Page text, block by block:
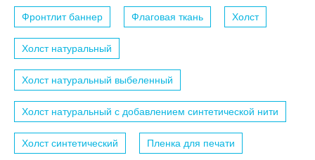
Фронтлит баннер Флаговая ткань Холст
Холст натуральный
Холст натуральный выбеленный
Холст натуральный с добавлением синтетической нити
Холст синтетический Пленка для печати